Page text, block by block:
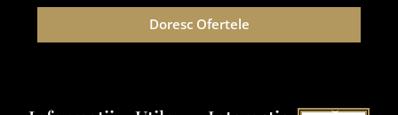
Doresc Ofertele